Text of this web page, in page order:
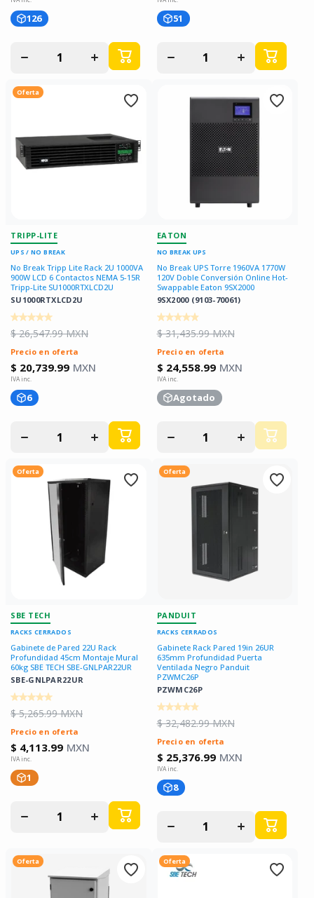
126
cantidad
Aumentar
cantidad
para
51
cantidad
Aumentar
cantidad
para
Oferta
TRIPP-LITE
UPS / NO BREAK
SU1000RTXLCD2U
No Break Tripp Lite Rack 2U 1000VA
900W LCD 6 Contactos NEMA 5-15R
Tripp-Lite SU1000RTXLCD2U
$ 26,547.99 MXN
Precio en oferta
$ 20,739.99 MXN
6
cantidad
Aumentar
cantidad
para
EATON
NO BREAK UPS
9SX2000 (9103-70061)
No Break UPS Torre 1960VA 1770W
120V Doble Conversión Online Hot-
Swappable Eaton 9SX2000
$ 31,435.99 MXN
Precio en oferta
$ 24,558.99 MXN
Agotado
cantidad
Aumentar
cantidad
para
Oferta
SBE TECH
RACKS CERRADOS
SBE-GNLPAR22UR
Gabinete de Pared 22U Rack
Profundidad 45cm Montaje Mural
60kg SBE TECH SBE-GNLPAR22UR
$ 5,265.99 MXN
Precio en oferta
$ 4,113.99 MXN
1
cantidad
Aumentar
cantidad
para
Oferta
PANDUIT
RACKS CERRADOS
PZWMC26P
Gabinete Rack Pared 19in 26UR
635mm Profundidad Puerta
Ventilada Negro Panduit
PZWMC26P
$ 32,482.99 MXN
Precio en oferta
$ 25,376.99 MXN
8
cantidad
Aumentar
cantidad
para
Oferta Oferta